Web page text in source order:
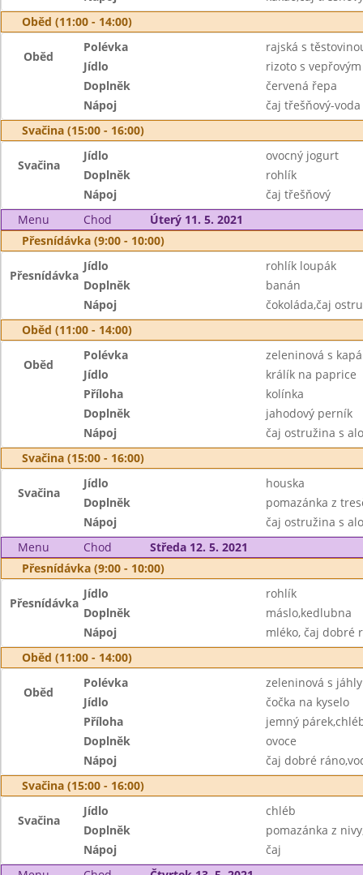
Oběd (11:00 - 14:00)
Oběd
Polévka
rajská s
Jídlo
rizoto s
Doplněk
červená řepa
Nápoj
čaj třešňový-
Svačina (15:00 - 16:00)
Svačina
Jídlo
ovocný jogurt
Doplněk
rohlík
Nápoj
čaj třešňový
Menu
Chod
Úterý 11. 5. 2021
Přesnídávka (9:00 - 10:00)
Přesnídávka
Jídlo
rohlík loupák
Doplněk
banán
Nápoj
čokoláda,čaj
Oběd (11:00 - 14:00)
Oběd
Polévka
zeleninová s
Jídlo
králík na paprice
Příloha
kolínka
Doplněk
jahodový perník
Nápoj
čaj ostružina s
Svačina (15:00 - 16:00)
Svačina
Jídlo
houska
Doplněk
pomazánka z
Nápoj
čaj ostružina s
Menu
Chod
Středa 12. 5. 2021
Přesnídávka (9:00 - 10:00)
Přesnídávka
Jídlo
rohlík
Doplněk
máslo,kedlubna
Nápoj
mléko, čaj dobré
Oběd (11:00 - 14:00)
Oběd
Polévka
zeleninová s jáhly
Jídlo
čočka na kyselo
Příloha
jemný
Doplněk
ovoce
Nápoj
čaj dobré
Svačina (15:00 - 16:00)
Svačina
Jídlo
chléb
Doplněk
pomazánka z
Nápoj
čaj